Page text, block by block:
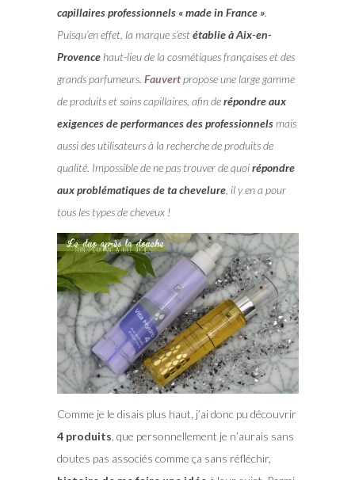
capillaires professionnels « made in France ».
Puisqu’en effet, la marque s’estétablie à Aix-en-
Provencehaut-lieu de la cosmétiques françaises et des
grands parfumeurs. Fauvertpropose une large gamme
de produits et soins capillaires, afin derépondre aux
exigences de performances des professionnelsmais
aussi des utilisateurs à la recherche de produits de
qualité. Impossible de ne pas trouver de quoirépondre
aux problématiques de ta chevelure, il y en a pour
tous les types de cheveux !
Comme je le disais plus haut, j’ai donc pu découvrir
4 produits , que personnellement je n’aurais sans
doutes pas associés comme ça sans réfléchir,